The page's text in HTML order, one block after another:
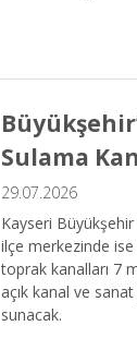
Sulama
29.07.2026
Kayseri
ilçe merkezinde
toprak kanalları 7
açık kanal ve
sunacak.